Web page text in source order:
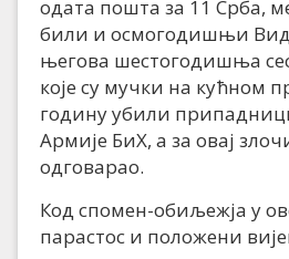
одата пошта за 11 Срба,
били и осмогодишњи
његова шестогодишња
које су мучки на кућном
годину убили
Армије БиХ, а за овај
одговарао.
Код спомен-обиљежја у
парастос и положени